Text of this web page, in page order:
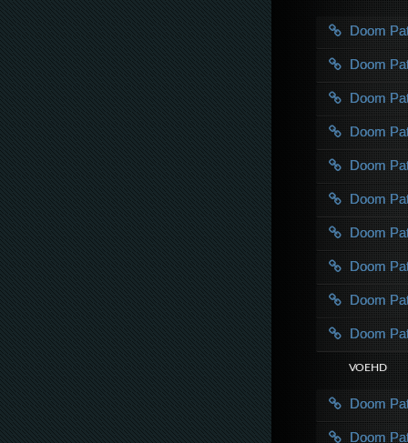
Doom
Doom
Doom
Doom
Doom
Doom
Doom
Doom
Doom
Doom
VOE HD
Doom
Doom